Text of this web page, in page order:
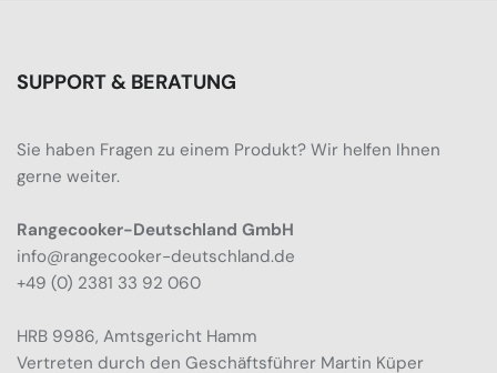
SUPPORT & BERATUNG
Sie haben Fragen zu einem Produkt? Wir helfen Ihnen
gerne weiter.
Rangecooker-Deutschland GmbH
info@rangecooker-deutschland.de
+49 (0) 2381 33 92 060
HRB 9986, Amtsgericht Hamm
Vertreten durch den Geschäftsführer Martin Küper